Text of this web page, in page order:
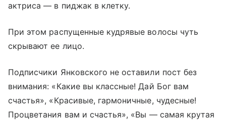
актриса — в пиджак в клетку.
При этом распущенные кудрявые волосы чуть
скрывают ее лицо.
Подписчики Янковского не оставили пост без
внимания: «Какие вы классные! Дай Бог вам
счастья», «Красивые, гармоничные, чудесные!
Процветания вам и счастья», «Вы — самая крутая